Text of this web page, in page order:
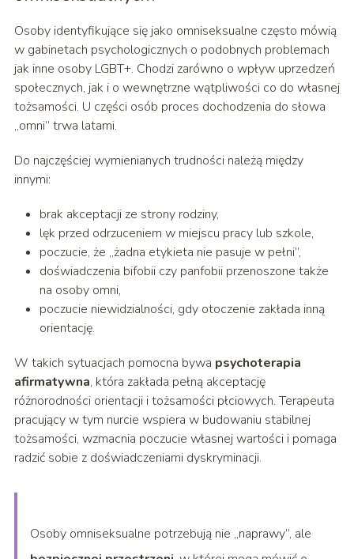
Osoby identyfikujące się jako omniseksualne często mówią
w gabinetach psychologicznych o podobnych problemach
jak inne osoby LGBT+. Chodzi zarówno o wpływ uprzedzeń
społecznych, jak i o wewnętrzne wątpliwości co do własnej
tożsamości. U części osób proces dochodzenia do słowa
„omni” trwa latami.
Do najczęściej wymienianych trudności należą między
innymi:
brak akceptacji ze strony rodziny,
lęk przed odrzuceniem w miejscu pracy lub szkole,
poczucie, że „żadna etykieta nie pasuje w pełni”,
doświadczenia bifobii czy panfobii przenoszone także
na osoby omni,
poczucie niewidzialności, gdy otoczenie zakłada inną
orientację.
W takich sytuacjach pomocna bywa psychoterapia
afirmatywna, która zakłada pełną akceptację
różnorodności orientacji i tożsamości płciowych. Terapeuta
pracujący w tym nurcie wspiera w budowaniu stabilnej
tożsamości, wzmacnia poczucie własnej wartości i pomaga
radzić sobie z doświadczeniami dyskryminacji.
Osoby omniseksualne potrzebują nie „naprawy”, ale